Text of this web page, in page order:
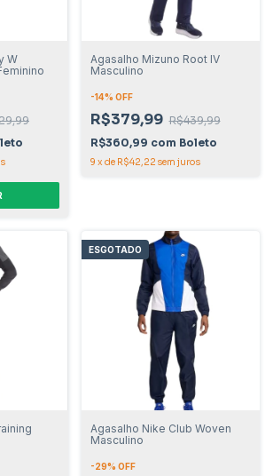
W
Agasalho Mizuno Root IV
Masculino
-14% OFF
R$379,99 R$439,99
R$360,99 com Boleto
9 x de R$42,22 sem juros
ESGOTADO
Agasalho Nike Club Woven
Masculino
-29% OFF